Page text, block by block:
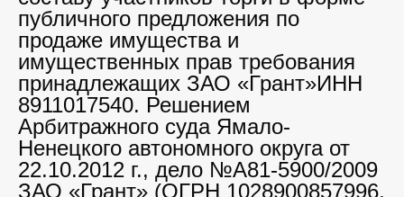
публичного предложения по
продаже имущества и
имущественных прав требования
принадлежащих ЗАО «Грант»ИНН
8911017540. Решением
Арбитражного суда Ямало-
Ненецкого автономного округа от
22.10.2012 г., дело №А81-5900/2009
ЗАО «Грант» (ОГРН 1028900857996,